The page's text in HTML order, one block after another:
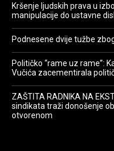
Kršenje ljudskih prava u
manipulacije do ustavne
Podnesene dvije tužbe
Političko “rame uz rame”:
Vučića zacementirala
ZAŠTITA RADNIKA NA
sindikata traži donošenje
otvorenom